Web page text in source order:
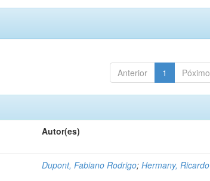
Anterior 1 Póximo
Autor(es)
Dupont, Fabiano Rodrigo;Hermany, Ricardo